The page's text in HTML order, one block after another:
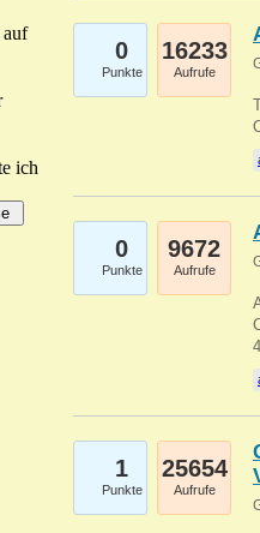
ich
0
Punkte
16233
Aufrufe
0
Punkte
9672
Aufrufe
1
Punkte
25654
Aufrufe